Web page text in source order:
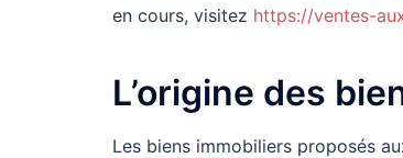
en cours, visitez https://ventes-
L’origine des
Les biens immobiliers proposés